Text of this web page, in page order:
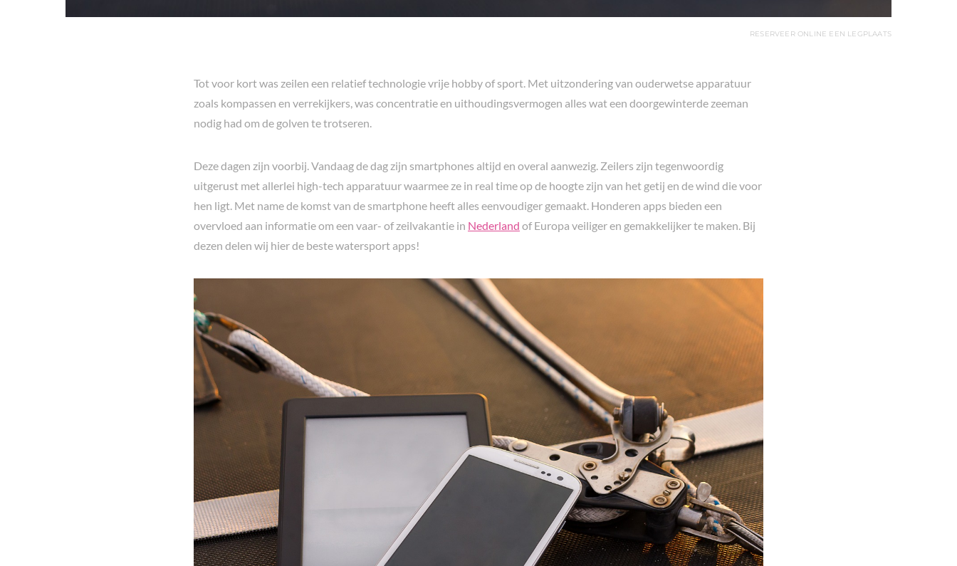
RESERVEER ONLINE EEN LEGPLAATS
Tot voor kort was zeilen een relatief technologie vrije hobby of sport. Met uitzondering van ouderwetse apparatuur
zoals kompassen en verrekijkers, was concentratie en uithoudingsvermogen alles wat een doorgewinterde zeeman
nodig had om de golven te trotseren.
Deze dagen zijn voorbij. Vandaag de dag zijn smartphones altijd en overal aanwezig. Zeilers zijn tegenwoordig
uitgerust met allerlei high-tech apparatuur waarmee ze in real time op de hoogte zijn van het getij en de wind die voor
hen ligt. Met name de komst van de smartphone heeft alles eenvoudiger gemaakt. Honderen apps bieden een
overvloed aan informatie om een vaar- of zeilvakantie in Nederland of Europa veiliger en gemakkelijker te maken. Bij
dezen delen wij hier de beste watersport apps!